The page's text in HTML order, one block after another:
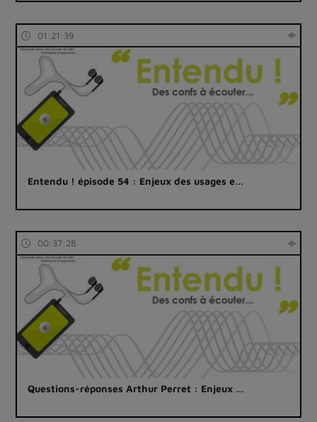
01:21:39
Entendu ! épisode 54 : Enjeux des usages e…
00:37:28
Questions-réponses Arthur Perret : Enjeux …